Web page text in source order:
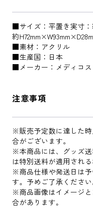
■サイズ：平置き実寸：
約
■素材：アクリル
■生産国：日本
■メーカー：メディコ
注意事項
※販売予定数に達した
合がございます。
※本商品には、グッズ
は特別送料が適用される
※商品仕様や発送日は
す。予めご了承ください
※商品画像はイメージ
合があります。